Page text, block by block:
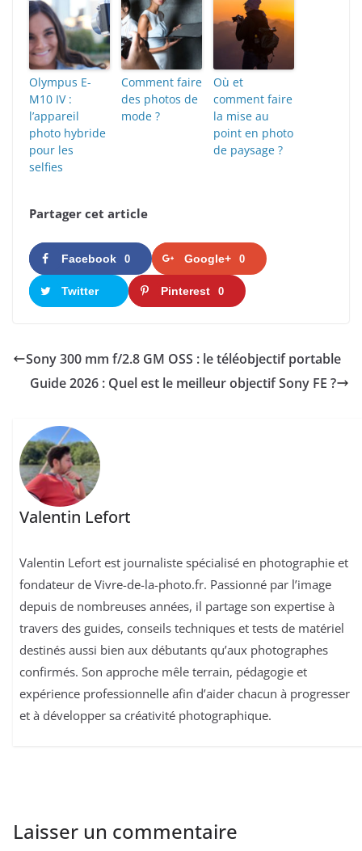
Olympus E-
M10 IV :
l’appareil
photo hybride
pour les
selfies
Comment faire
des photos de
mode ?
Où et
comment faire
la mise au
point en photo
de paysage ?
Partager cet article
Facebook 0 Google+ 0
Twitter Pinterest 0
Sony 300 mm f/2.8 GM OSS : le téléobjectif portable
Guide 2026 : Quel est le meilleur objectif Sony FE ?
Valentin Lefort
Valentin Lefort est journaliste spécialisé en photographie et
fondateur de Vivre-de-la-photo.fr. Passionné par l’image
depuis de nombreuses années, il partage son expertise à
travers des guides, conseils techniques et tests de matériel
destinés aussi bien aux débutants qu’aux photographes
confirmés. Son approche mêle terrain, pédagogie et
expérience professionnelle afin d’aider chacun à progresser
et à développer sa créativité photographique.
Laisser un commentaire